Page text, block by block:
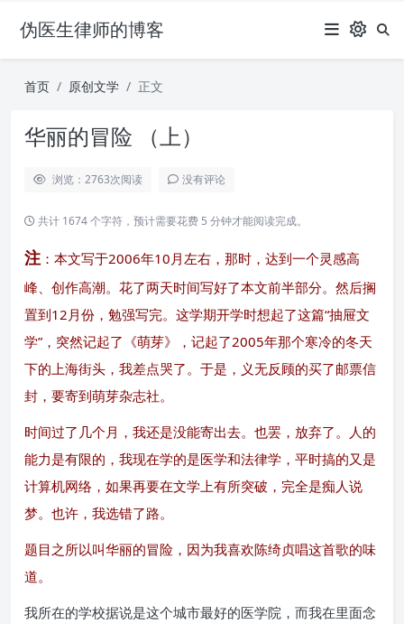
伪医生律师的博客
首页 原创文学 正文
华丽的冒险 （上）
浏览：2763次阅读 没有评论
共计 1674 个字符，预计需要花费 5 分钟才能阅读完成。
注 ：本文写于2006年10月左右，那时，达到一个灵感高
峰、创作高潮。花了两天时间写好了本文前半部分。然后搁
置到12月份，勉强写完。这学期开学时想起了这篇“抽屉文
学”，突然记起了《萌芽》，记起了2005年那个寒冷的冬天
下的上海街头，我差点哭了。于是，义无反顾的买了邮票信
封，要寄到萌芽杂志社。
时间过了几个月，我还是没能寄出去。也罢，放弃了。人的
能力是有限的，我现在学的是医学和法律学，平时搞的又是
计算机网络，如果再要在文学上有所突破，完全是痴人说
梦。也许，我选错了路。
题目之所以叫华丽的冒险，因为我喜欢陈绮贞唱这首歌的味
道。
我所在的学校据说是这个城市最好的医学院，而我在里面念